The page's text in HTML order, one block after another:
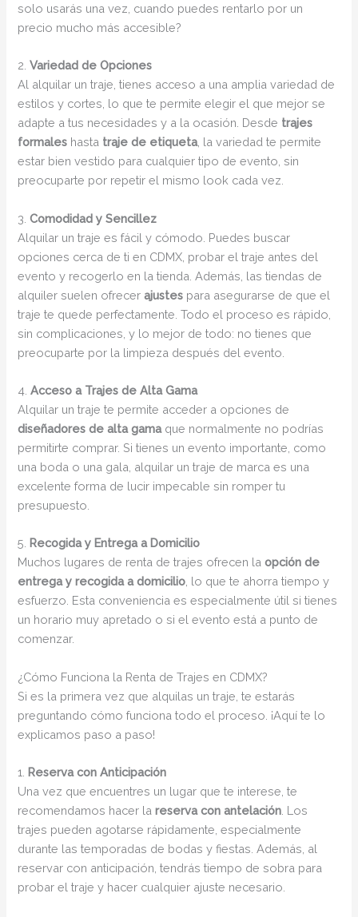
solo usarás una vez, cuando puedes rentarlo por un
precio mucho más accesible?
2.Variedad de Opciones
Al alquilar un traje, tienes acceso a una amplia variedad de
estilos y cortes, lo que te permite elegir el que mejor se
adapte a tus necesidades y a la ocasión. Desde trajes
formales hasta traje de etiqueta, la variedad te permite
estar bien vestido para cualquier tipo de evento, sin
preocuparte por repetir el mismo look cada vez.
3.Comodidad y Sencillez
Alquilar un traje es fácil y cómodo. Puedes buscar
opciones cerca de ti en CDMX, probar el traje antes del
evento y recogerlo en la tienda. Además, las tiendas de
alquiler suelen ofrecerajustes para asegurarse de que el
traje te quede perfectamente. Todo el proceso es rápido,
sin complicaciones, y lo mejor de todo: no tienes que
preocuparte por la limpieza después del evento.
4.Acceso a Trajes de Alta Gama
Alquilar un traje te permite acceder a opciones de
diseñadores de alta gamaque normalmente no podrías
permitirte comprar. Si tienes un evento importante, como
una boda o una gala, alquilar un traje de marca es una
excelente forma de lucir impecable sin romper tu
presupuesto.
5. Recogida y Entrega a Domicilio
Muchos lugares de renta de trajes ofrecen laopción de
entrega y recogida a domicilio , lo que te ahorra tiempo y
esfuerzo. Esta conveniencia es especialmente útil si tienes
un horario muy apretado o si el evento está a punto de
comenzar.
¿Cómo Funciona la Renta de Trajes en CDMX?
Si es la primera vez que alquilas un traje, te estarás
preguntando cómo funciona todo el proceso. ¡Aquí te lo
explicamos paso a paso!
1. Reserva con Anticipación
Una vez que encuentres un lugar que te interese, te
recomendamos hacer lareserva con antelación . Los
trajes pueden agotarse rápidamente, especialmente
durante las temporadas de bodas y fiestas. Además, al
reservar con anticipación, tendrás tiempo de sobra para
probar el traje y hacer cualquier ajuste necesario.